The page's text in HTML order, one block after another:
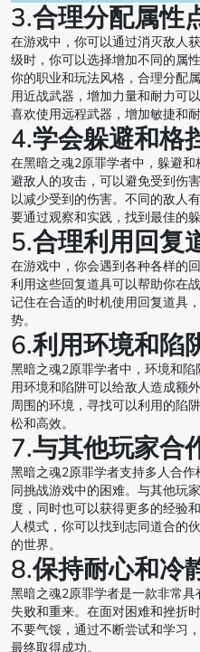
3.合理分配属性
在游戏中，你可以通过消灭敌人
级时，你可以选择增加不同的属
你的职业和玩法风格，合理分配
用近战武器，增加力量和耐力可
喜欢使用远程武器，增加敏捷和
4.学会躲避和格
在黑暗之魂2原罪学者中，躲避
避敌人的攻击，可以避免受到伤
以减少受到的伤害。不同的敌人
要通过观察和实践，找到最佳的
5.合理利用回复
在游戏中，你会遇到各种各样的
利用这些回复道具可以帮助你在
记住在合适的时机使用回复道具
势。
6.利用环境和陷
黑暗之魂2原罪学者中，环境和
用环境和陷阱可以给敌人造成额
周围的环境，寻找可以利用的陷
松和高效。
7.与其他玩家合
黑暗之魂2原罪学者支持多人合
同挑战游戏中的困难。与其他玩
度，同时也可以获得更多的经验
人模式，你可以找到志同道合的
的世界。
8.保持耐心和冷
黑暗之魂2原罪学者是一款非常
失败和重来。在面对困难和挫折
不要气馁，通过不断尝试和学习
最终取得成功。